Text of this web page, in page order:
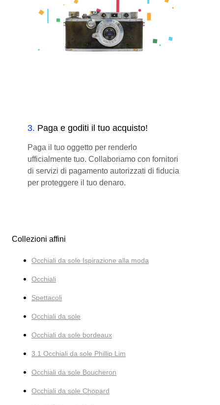
3. Paga e goditi il tuo acquisto!
Paga il tuo oggetto per renderlo
ufficialmente tuo. Collaboriamo con fornitori
di servizi di pagamento autorizzati di fiducia
per proteggere il tuo denaro.
Collezioni affini
Occhiali da sole Ispirazione alla moda
Occhiali
Spettacoli
Occhiali da sole
Occhiali da sole bordeaux
3.1 Occhiali da sole Phillip Lim
Occhiali da sole Boucheron
Occhiali da sole Chopard